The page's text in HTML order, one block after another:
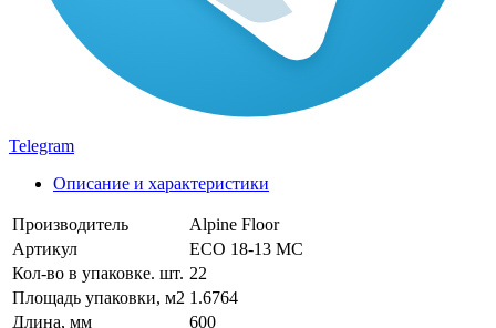
Telegram
Описание и характеристики
Производитель
Alpine Floor
Артикул
ECO 18-13 MC
Кол-во в упаковке. шт. 22
Площадь упаковки, м2 1.6764
Длина, мм
600